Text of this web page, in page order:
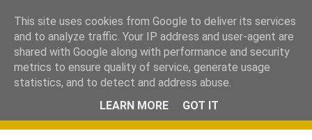
Okiem Obiektywu.
This site uses cookies from Google to deliver its services
and to analyze traffic. Your IP address and user-agent are
shared with Google along with performance and security
metrics to ensure quality of service, generate usage
statistics, and to detect and address abuse.
LEARN MORE
GOT IT